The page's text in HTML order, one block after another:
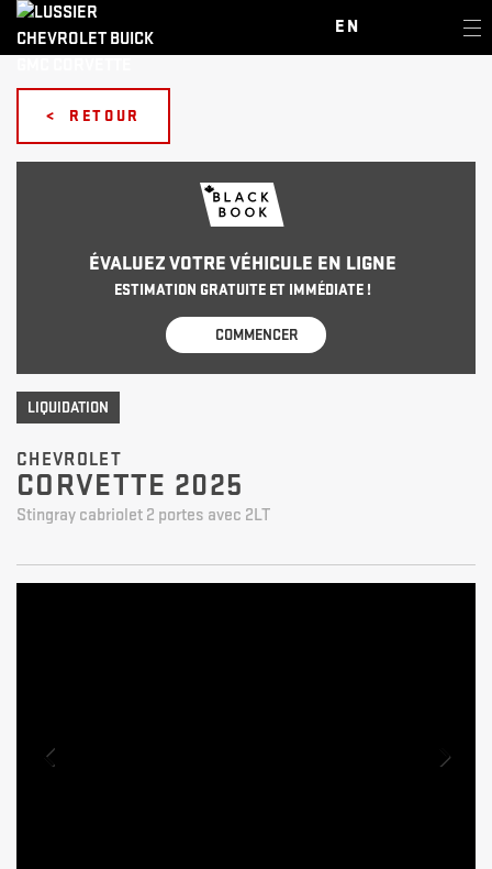
EN
< RETOUR
ÉVALUEZ VOTRE VÉHICULE EN LIGNE
ESTIMATION GRATUITE ET IMMÉDIATE !
COMMENCER
LIQUIDATION
CHEVROLET
CORVETTE 2025
Stingray cabriolet 2 portes avec 2LT